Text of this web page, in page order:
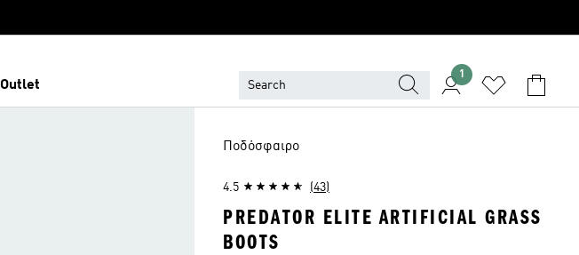
Outlet
1
Ποδόσφαιρο
4.5 (43)
PREDATOR ELITE ARTIFICIAL GRASS
BOOTS